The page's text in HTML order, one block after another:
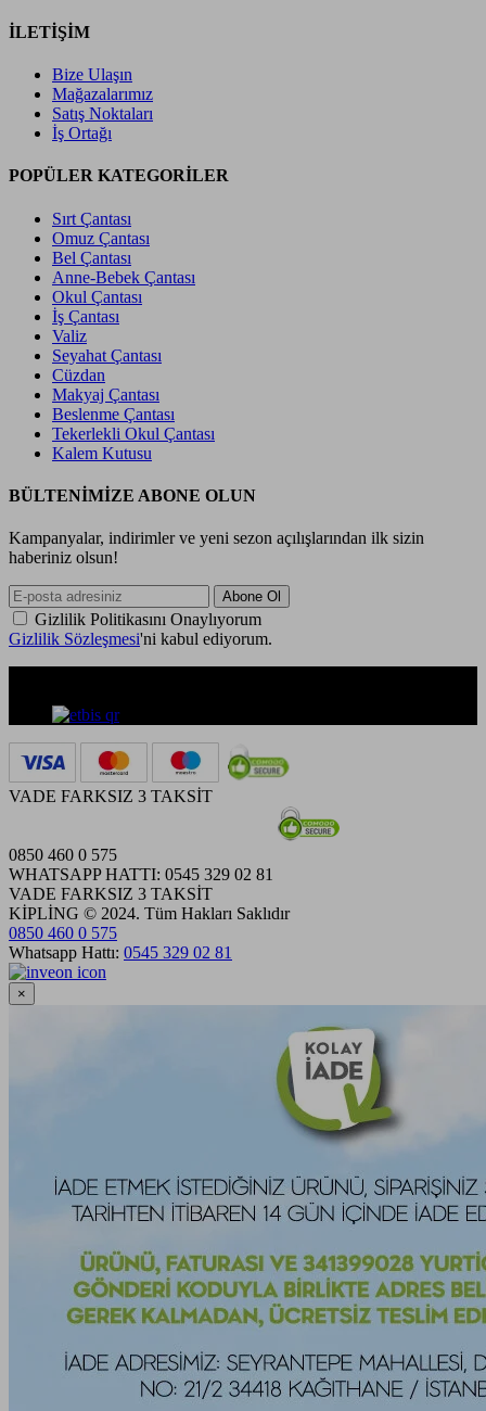
İLETİŞİM
Bize Ulaşın
Mağazalarımız
Satış Noktaları
İş Ortağı
POPÜLER KATEGORİLER
Sırt Çantası
Omuz Çantası
Bel Çantası
Anne-Bebek Çantası
Okul Çantası
İş Çantası
Valiz
Seyahat Çantası
Cüzdan
Makyaj Çantası
Beslenme Çantası
Tekerlekli Okul Çantası
Kalem Kutusu
BÜLTENİMİZE ABONE OLUN
Kampanyalar, indirimler ve yeni sezon açılışlarından ilk sizin
haberiniz olsun!
Gizlilik Politikasını Onaylıyorum
Gizlilik Sözleşmesi'ni kabul ediyorum.
VADE FARKSIZ 3 TAKSİT
0850 460 0 575
WHATSAPP HATTI: 0545 329 02 81
VADE FARKSIZ 3 TAKSİT
KİPLİNG © 2024. Tüm Hakları Saklıdır
0850 460 0 575
Whatsapp Hattı: 0545 329 02 81
×